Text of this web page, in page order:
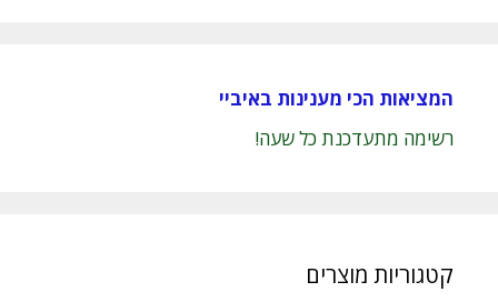
המציאות הכי מענינות באיביי
רשימה מתעדכנת כל שעה!
קטגוריות מוצרים